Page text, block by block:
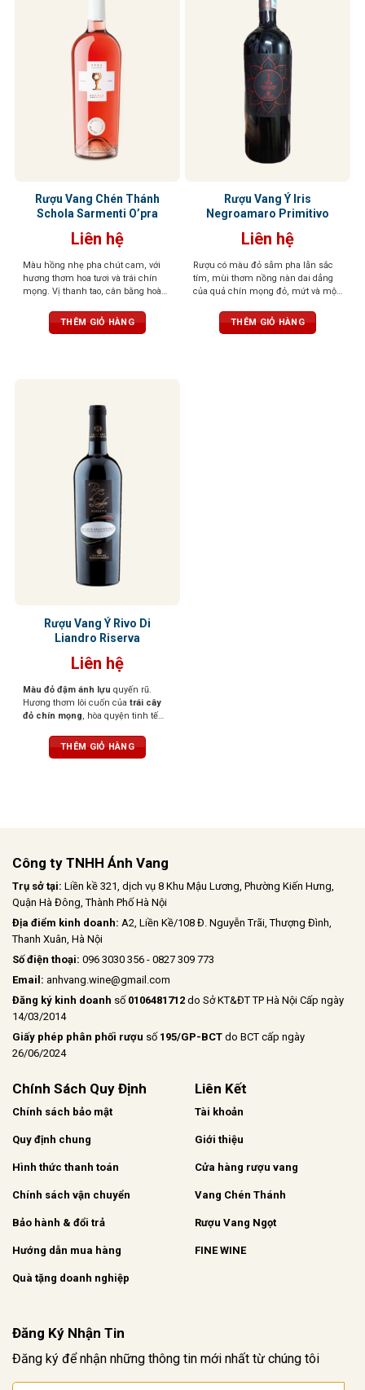
Rượu Vang Chén Thánh
Schola Sarmenti O’pra
Liên hệ
Màu hồng nhẹ pha chút cam, với
hương thơm hoa tươi và trái chín
mọng. Vị thanh tao, cân bằng hoàn
hậu vị kéo dài nhẹ nhàng
THÊM GIỎ HÀNG
Rượu Vang Ý Iris
Negroamaro Primitivo
Liên hệ
Rượu có màu đỏ sẫm pha lẫn sắc
tím, mùi thơm nồng nàn dai dẳng
của quả chín mọng đỏ, mứt và một
rượu tròn đầy, tannin mạnh mẽ,
cân bằng tuyệt vời
THÊM GIỎ HÀNG
Rượu Vang Ý Rivo Di
Liandro Riserva
Liên hệ
Màu đỏ đậm ánh lựu quyến rũ.
Hương thơm lôi cuốn của trái cây
đỏ chín mọng, hòa quyện tinh tế
gỗ nướng nhẹ. Hậu vị êm ái, cổ
điển với
dịu dàng.
THÊM GIỎ HÀNG
Công ty TNHH Ánh Vang
Trụ sở tại: Liền kề 321, dịch vụ 8 Khu Mậu Lương, Phường Kiến Hưng,
Quận Hà Đông, Thành Phố Hà Nội
Địa điểm kinh doanh: A2, Liền Kề/108 Đ. Nguyễn Trãi, Thượng Đình,
Thanh Xuân, Hà Nội
Số điện thoại: 096 3030 356 - 0827 309 773
Email: anhvang.wine@gmail.com
Đăng ký kinh doanh số 0106481712 do Sở KT&ĐT TP Hà Nội Cấp ngày
14/03/2014
Giấy phép phân phối rượu số 195/GP-BCT do BCT cấp ngày
26/06/2024
Chính Sách Quy Định
Chính sách bảo mật
Quy định chung
Hình thức thanh toán
Chính sách vận chuyển
Bảo hành & đổi trả
Hướng dẫn mua hàng
Quà tặng doanh nghiệp
Liên Kết
Tài khoản
Giới thiệu
Cửa hàng rượu vang
Vang Chén Thánh
Rượu Vang Ngọt
FINE WINE
Đăng Ký Nhận Tin
Đăng ký để nhận những thông tin mới nhất từ chúng tôi